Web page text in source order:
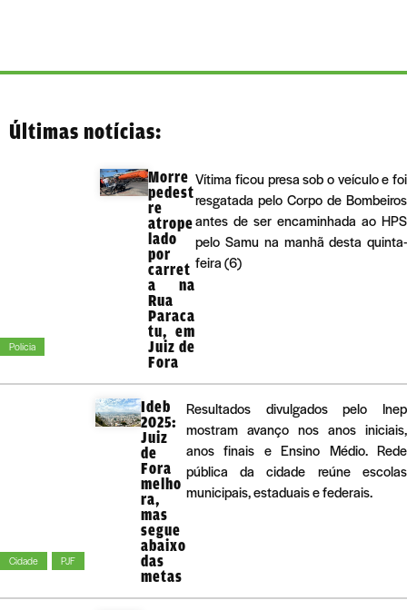
Últimas notícias:
Polícia
Morre
pedest
re
atrope
lado
por
carret
a na
Rua
Paraca
tu, em
Juiz de
Fora
Vítima ficou presa sob o veículo e foi
resgatada pelo Corpo de Bombeiros
antes de ser encaminhada ao HPS
pelo Samu na manhã desta quinta-
feira (6)
Cidade PJF
Ideb
2025:
Juiz
de
Fora
melho
ra,
mas
segue
abaixo
das
metas
Resultados divulgados pelo Inep
mostram avanço nos anos iniciais,
anos finais e Ensino Médio. Rede
pública da cidade reúne escolas
municipais, estaduais e federais.